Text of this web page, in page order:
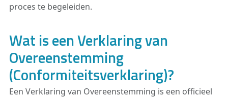
proces te begeleiden.
Wat is een Verklaring van
Overeenstemming
(Conformiteitsverklaring)?
Een Verklaring van Overeenstemming is een officieel